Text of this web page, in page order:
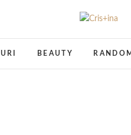
BEAUTY RANDOM